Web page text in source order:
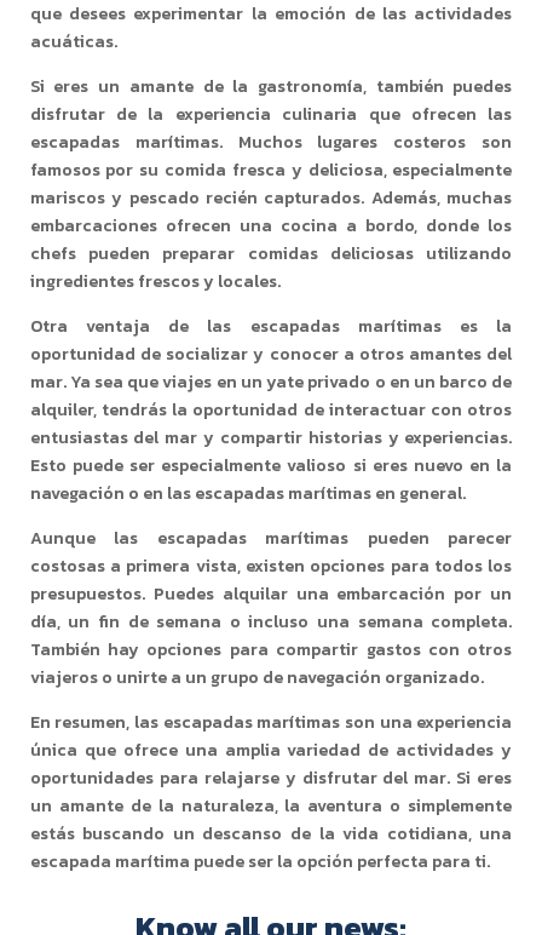
que desees experimentar la emoción de las actividades
acuáticas.
Si eres un amante de la gastronomía, también puedes
disfrutar de la experiencia culinaria que ofrecen las
escapadas marítimas. Muchos lugares costeros son
famosos por su comida fresca y deliciosa, especialmente
mariscos y pescado recién capturados. Además, muchas
embarcaciones ofrecen una cocina a bordo, donde los
chefs pueden preparar comidas deliciosas utilizando
ingredientes frescos y locales.
Otra ventaja de las escapadas marítimas es la
oportunidad de socializar y conocer a otros amantes del
mar. Ya sea que viajes en un yate privado o en un barco de
alquiler, tendrás la oportunidad de interactuar con otros
entusiastas del mar y compartir historias y experiencias.
Esto puede ser especialmente valioso si eres nuevo en la
navegación o en las escapadas marítimas en general.
Aunque las escapadas marítimas pueden parecer
costosas a primera vista, existen opciones para todos los
presupuestos. Puedes alquilar una embarcación por un
día, un fin de semana o incluso una semana completa.
También hay opciones para compartir gastos con otros
viajeros o unirte a un grupo de navegación organizado.
En resumen, las escapadas marítimas son una experiencia
única que ofrece una amplia variedad de actividades y
oportunidades para relajarse y disfrutar del mar. Si eres
un amante de la naturaleza, la aventura o simplemente
estás buscando un descanso de la vida cotidiana, una
escapada marítima puede ser la opción perfecta para ti.